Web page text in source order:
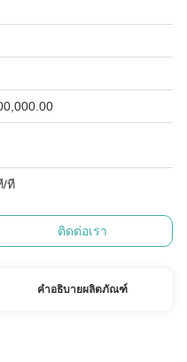
/ที
ติดต่อเรา
คำอธิบายผลิตภัณฑ์